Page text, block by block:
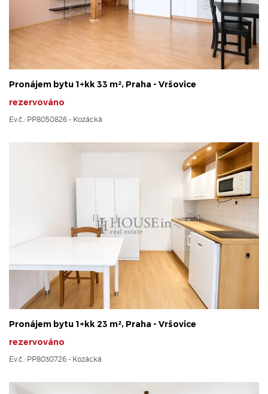
Pronájem bytu 1+kk 33 m², Praha - Vršovice
rezervováno
Ev.č.: PP8050826 - Kozácká
Pronájem bytu 1+kk 23 m², Praha - Vršovice
rezervováno
Ev.č.: PP8030726 - Kozácká